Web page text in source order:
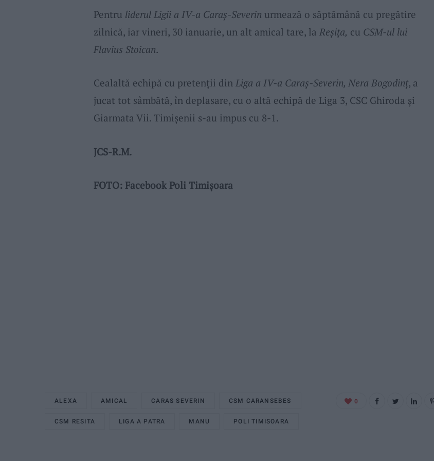
Pentru liderul Ligii a IV-a Caraș-Severin urmează o săptămână cu pregătire
zilnică, iar vineri, 30 ianuarie, un alt amical tare, la Reșița, cu CSM-ul lui
Flavius Stoican.
Cealaltă echipă cu pretenții din Liga a IV-a Caraș-Severin, Nera Bogodinț, a
jucat tot sâmbătă, în deplasare, cu o altă echipă de Liga 3, CSC Ghiroda și
Giarmata Vii. Timișenii s-au impus cu 8-1.
JCS-R.M.
FOTO: Facebook Poli Timișoara
ALEXA AMICAL CARAS SEVERIN CSM CARANSEBES
CSM RESITA LIGA A PATRA MANU POLI TIMISOARA
0